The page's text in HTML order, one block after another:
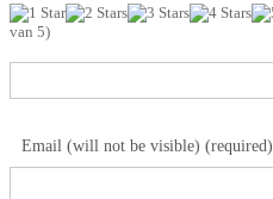
van 5)
Email (will not be visible) (required)